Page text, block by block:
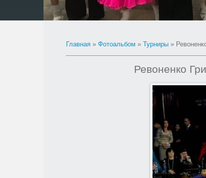
Главная » Фотоальбом » Турниры »
Ревоненко